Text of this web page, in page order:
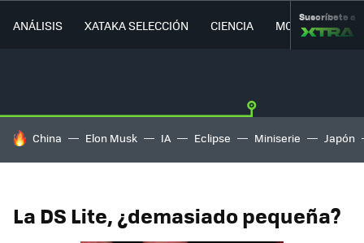
ANÁLISIS XATAKA SELECCIÓN CIENCIA MOVILIDAD
Suscríbete a
HOY SE HABLA DE
China Elon Musk IA Eclipse Miniserie Japón
La DS Lite, ¿demasiado pequeña?